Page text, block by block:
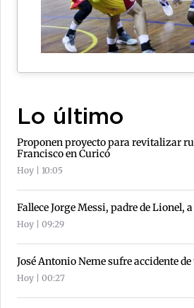
Lo último
Proponen proyecto para revitalizar
Francisco en Curicó
Hoy | 10:05
Fallece Jorge Messi, padre de Lionel,
Hoy | 09:29
José Antonio Neme sufre accidente
Hoy | 00:27